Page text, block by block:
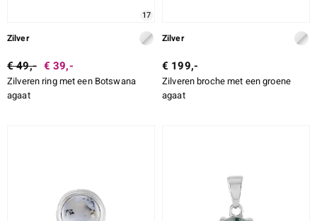
17
Zilver
€ 49,- € 39,-
Zilveren ring met een Botswana
agaat
Zilver
€ 199,-
Zilveren broche met een groene
agaat